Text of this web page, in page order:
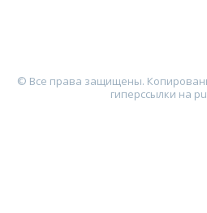
© Все права защищены.
гиперссылки на